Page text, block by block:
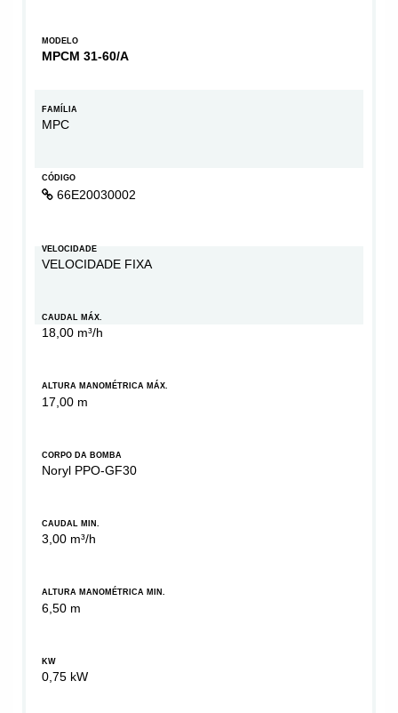
MODELO
MPCM 31-60/A
FAMÍLIA
MPC
CÓDIGO
66E20030002
VELOCIDADE
VELOCIDADE FIXA
CAUDAL MÁX.
18,00 m³/h
ALTURA MANOMÉTRICA MÁX.
17,00 m
CORPO DA BOMBA
Noryl PPO-GF30
CAUDAL MIN.
3,00 m³/h
ALTURA MANOMÉTRICA MIN.
6,50 m
KW
0,75 kW